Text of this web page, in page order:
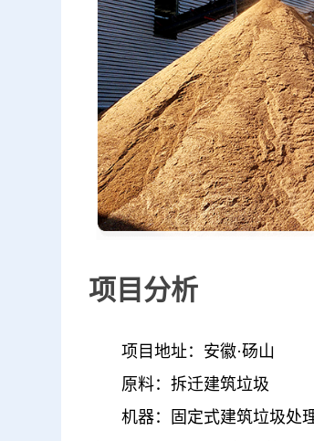
项目分析
项目地址：安徽·砀山
原料：拆迁建筑垃圾
机器：固定式建筑垃圾处理